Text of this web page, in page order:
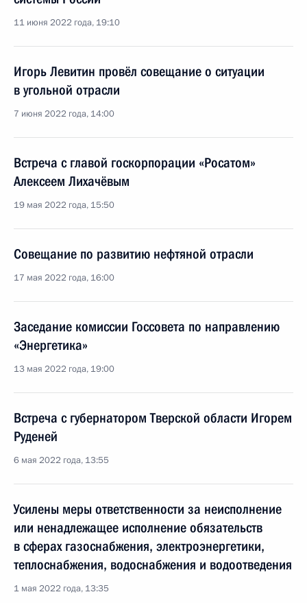
11 июня 2022 года, 19:10
Игорь Левитин провёл совещание о ситуации
в угольной отрасли
7 июня 2022 года, 14:00
Встреча с главой госкорпорации «Росатом»
Алексеем Лихачёвым
19 мая 2022 года, 15:50
Совещание по развитию нефтяной отрасли
17 мая 2022 года, 16:00
Заседание комиссии Госсовета по направлению
«Энергетика»
13 мая 2022 года, 19:00
Встреча с губернатором Тверской области Игорем
Руденей
6 мая 2022 года, 13:55
Усилены меры ответственности за неисполнение
или ненадлежащее исполнение обязательств
в сферах газоснабжения, электроэнергетики,
теплоснабжения, водоснабжения и водоотведения
1 мая 2022 года, 13:35